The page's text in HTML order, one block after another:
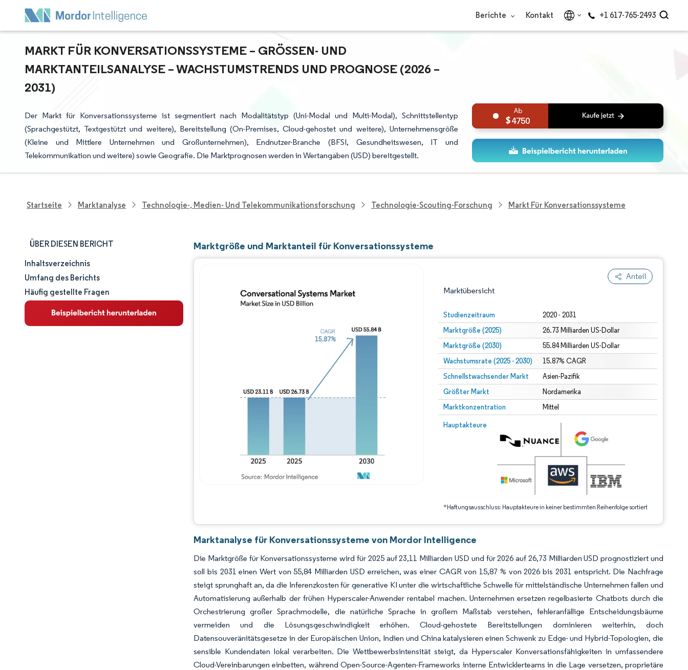
Berichte Kontakt +1 617-765-2493
MARKT FÜR KONVERSATIONSSYSTEME – GRÖSSEN- UND M
ARKTANTEILSANALYSE – WACHSTUMSTRENDS UND PROGNOSE (2026 – 2
031)
Der Markt für Konversationssysteme ist segmentiert nach Modalitätstyp (Uni-Modal und Multi-Modal), Schnittstellentyp
(Sprachgestützt, Textgestützt und weitere), Bereitstellung (On-Premises, Cloud-gehostet und weitere), Unternehmensgröße
(Kleine und Mittlere Unternehmen und Großunternehmen), Endnutzer-Branche (BFSI, Gesundheitswesen, IT und
Telekommunikation und weitere) sowie Geografie. Die Marktprognosen werden in Wertangaben (USD) bereitgestellt.
4750
Startseite Marktanalyse Technologie-, Medien- Und Telekommunikationsforschung Technologie-Scouting-Forschung Markt Für Konversationssysteme
ÜBER DIESEN BERICHT
Marktgröße und -anteil
Marktanalyse
Trends und Einblicke
Inhaltsverzeichnis
Umfang des Berichts
Häufig gestellte Fragen
Marktgröße und Marktanteil für Konversationssysteme
Anteil
Marktübersicht
Studienzeitraum 2020 - 2031
Marktgröße (2025) 26.73 Milliarden US-Dollar
Marktgröße (2030) 55.84 Milliarden US-Dollar
Wachstumsrate (2025 - 2030) 15.87% CAGR
Schnellstwachsender Markt Asien-Pazifik
Größter Markt Nordamerika
Marktkonzentration Mittel
Hauptakteure
*Haftungsausschluss: Hauptakteure in keiner bestimmten Reihenfolge sortiert
Bild © Mordor Intelligence. Wiederverwendung erfordert Namensnennung gemäß CC BY 4.0.
Bild © Mordor Intelligence. Wiederverwendung erfordert Namensnennung gemäß CC BY 4.0.
Marktanalyse für Konversationssysteme von Mordor Intelligence
Die Marktgröße für Konversationssysteme wird für 2025 auf 23,11 Milliarden USD und für 2026 auf 26,73 Milliarden USD prognostiziert und
soll bis 2031 einen Wert von 55,84 Milliarden USD erreichen, was einer CAGR von 15,87 % von 2026 bis 2031 entspricht. Die Nachfrage
steigt sprunghaft an, da die Inferenzkosten für generative KI unter die wirtschaftliche Schwelle für mittelständische Unternehmen fallen und
Automatisierung außerhalb der frühen Hyperscaler-Anwender rentabel machen. Unternehmen ersetzen regelbasierte Chatbots durch die
Orchestrierung großer Sprachmodelle, die natürliche Sprache in großem Maßstab verstehen, fehleranfällige Entscheidungsbäume
vermeiden und die Lösungsgeschwindigkeit erhöhen. Cloud-gehostete Bereitstellungen dominieren weiterhin, doch
Datensouveränitätsgesetze in der Europäischen Union, Indien und China katalysieren einen Schwenk zu Edge- und Hybrid-Topologien, die
sensible Kundendaten lokal verarbeiten. Die Wettbewerbsintensität steigt, da Hyperscaler Konversationsfähigkeiten in umfassendere
Cloud-Vereinbarungen einbetten, während Open-Source-Agenten-Frameworks interne Entwicklerteams in die Lage versetzen, proprietäre